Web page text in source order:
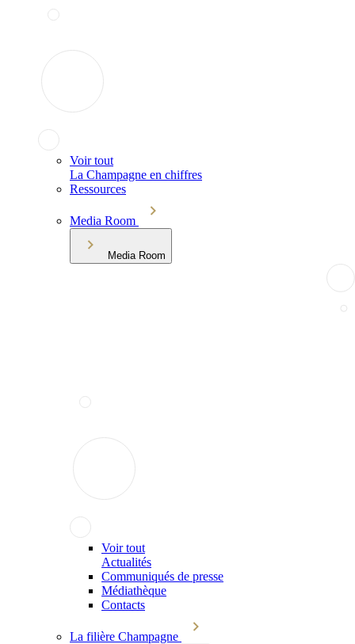
Voir tout
La Champagne en chiffres
Ressources
Media Room
Media Room
Voir tout
Actualités
Communiqués de presse
Médiathèque
Contacts
La filière Champagne